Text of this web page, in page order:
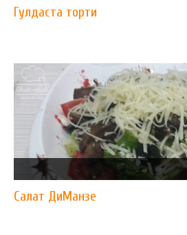
Гулдаста торти
Салат ДиМанзе